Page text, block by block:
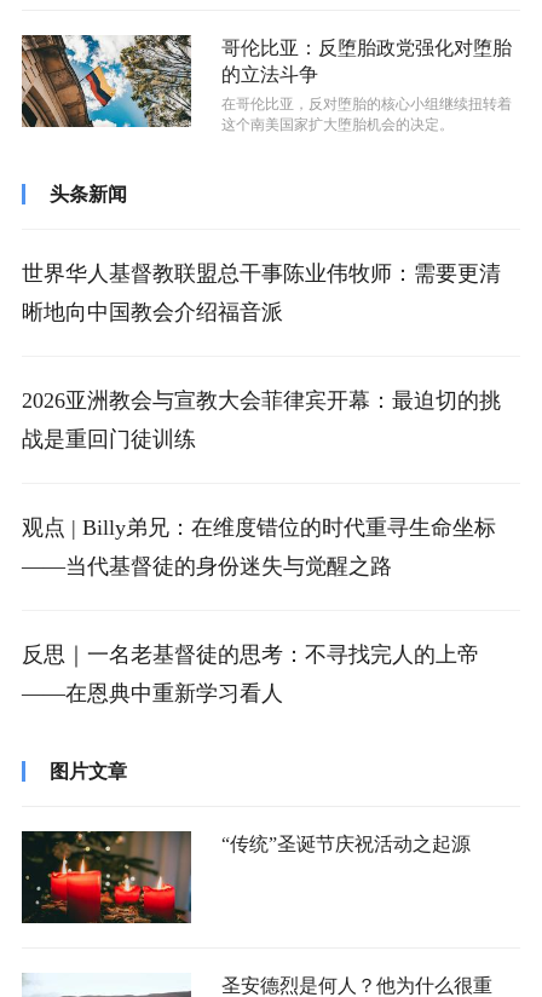
哥伦比亚：反堕胎政党强化对堕胎
的立法斗争
在哥伦比亚，反对堕胎的核心小组继续扭转着
这个南美国家扩大堕胎机会的决定。
头条新闻
世界华人基督教联盟总干事陈业伟牧师：需要更清
晰地向中国教会介绍福音派
2026亚洲教会与宣教大会菲律宾开幕：最迫切的挑
战是重回门徒训练
观点 | Billy弟兄：在维度错位的时代重寻生命坐标
——当代基督徒的身份迷失与觉醒之路
反思｜一名老基督徒的思考：不寻找完人的上帝
——在恩典中重新学习看人
图片文章
“传统”圣诞节庆祝活动之起源
圣安德烈是何人？他为什么很重